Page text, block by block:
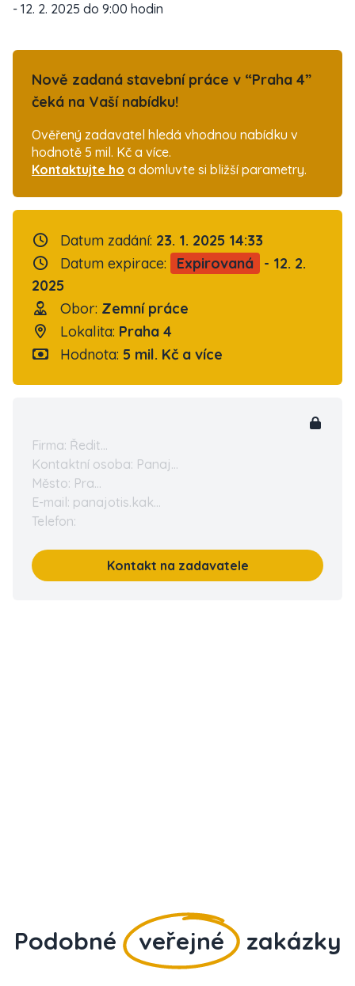
- 12. 2. 2025 do 9:00 hodin
Nově zadaná stavební práce v “Praha 4”
čeká na Vaší nabídku!
Ověřený zadavatel hledá vhodnou nabídku v
hodnotě 5 mil. Kč a více.
Kontaktujte ho a domluvte si bližší parametry.
Datum zadání: 23. 1. 2025 14:33
Datum expirace:
Expirovaná
- 12. 2.
2025
Obor: Zemní práce
Lokalita: Praha 4
Hodnota: 5 mil. Kč a více
Firma: Ředit...
Kontaktní osoba: Panaj...
Město: Pra...
E-mail: panajotis.kak...
Telefon:
Kontakt na zadavatele
Podobné veřejné zakázky